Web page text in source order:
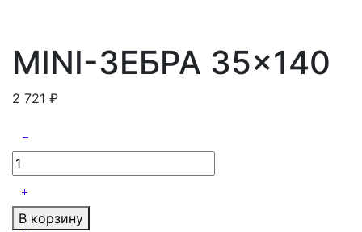
MINI-ЗЕБРА 35×140
2 721 ₽
В корзину